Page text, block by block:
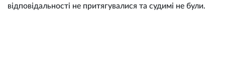
відповідальності не притягувалися та судимі не були.